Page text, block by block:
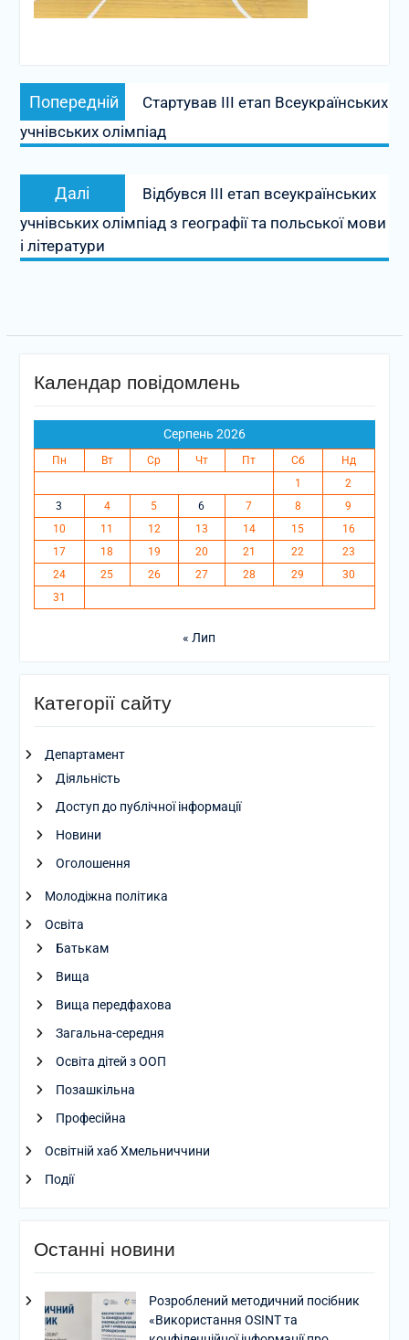
Навігація
записів
Попередній
запис:
Cтартував ІІІ етап Всеукраїнських
учнівських олімпіад
Далі
Наступний
запис:
Відбувся ІІІ етап всеукраїнських
учнівських олімпіад з географії та польської мови
і літератури
Календар повідомлень
Серпень 2026
Пн Вт Ср Чт Пт Сб
Нд
1
2
3
4 5 6 7 8
9
10
11 12 13 14 15
16
17
18 19 20 21 22
23
24
25 26 27 28 29
30
31
« Лип
Категорії сайту
Департамент
Діяльність
Доступ до публічної інформації
Новини
Оголошення
Молодіжна політика
Освіта
Батькам
Вища
Вища передфахова
Загальна-середня
Освіта дітей з ООП
Позашкільна
Професійна
Освітній хаб Хмельниччини
Події
Останні новини
Розроблений методичний посібник
«Використання OSINT та